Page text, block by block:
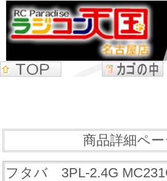
商品詳細ペー
フタバ 3PL-2.4G